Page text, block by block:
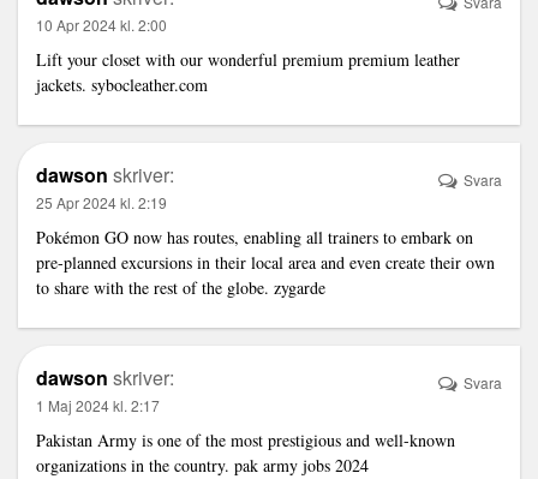
10 Apr 2024 kl. 2:00
Lift your closet with our wonderful premium premium leather
jackets. sybocleather.com
dawson skriver:
25 Apr 2024 kl. 2:19
Pokémon GO now has routes, enabling all trainers to embark on
pre-planned excursions in their local area and even create their own
to share with the rest of the globe. zygarde
Svara
dawson skriver:
1 Maj 2024 kl. 2:17
Pakistan Army is one of the most prestigious and well-known
organizations in the country. pak army jobs 2024
Svara